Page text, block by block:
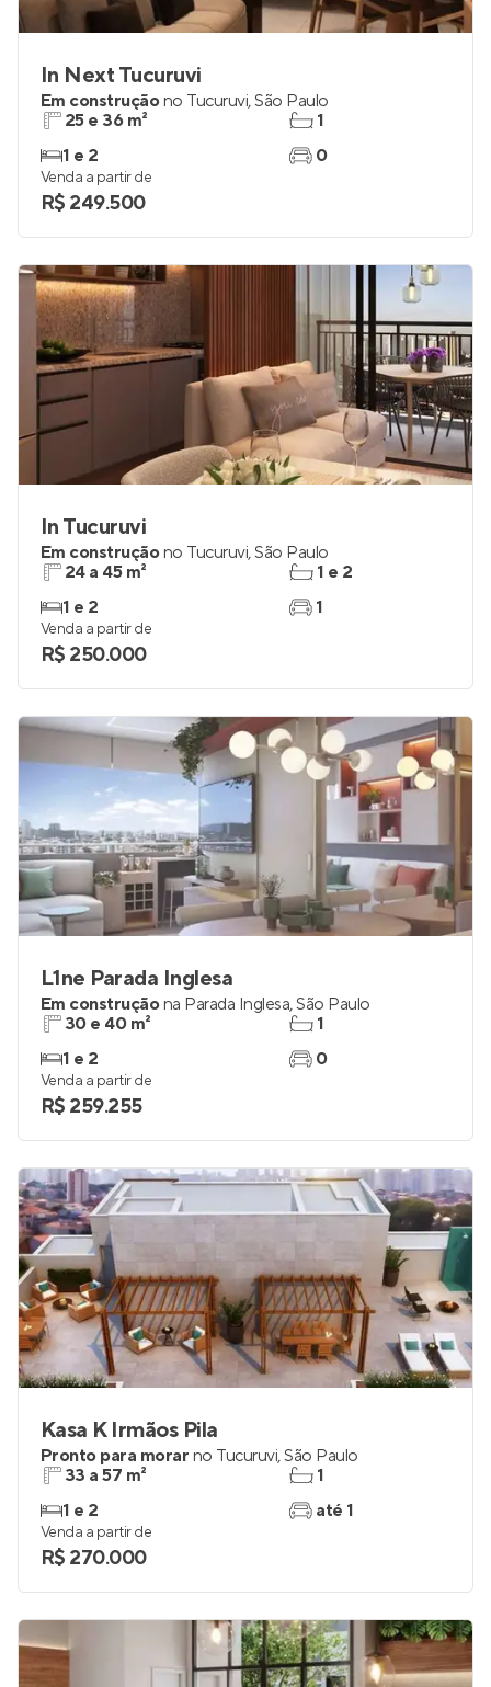
In Next Tucuruvi
Em construçãono Tucuruvi,São Paulo
25 e 36 m²
1 e 2
1
0
Venda a partir de
R$ 249.500
In Tucuruvi
Em construçãono Tucuruvi,São Paulo
24 a 45 m²
1 e 2
1 e 2
1
Venda a partir de
R$ 250.000
L1ne Parada Inglesa
Em construçãona Parada Inglesa,São Paulo
30 e 40 m²
1 e 2
1
0
Venda a partir de
R$ 259.255
Kasa K Irmãos Pila
Pronto para morar no Tucuruvi,São Paulo
33 a 57 m²
1 e 2
1
até 1
Venda a partir de
R$ 270.000